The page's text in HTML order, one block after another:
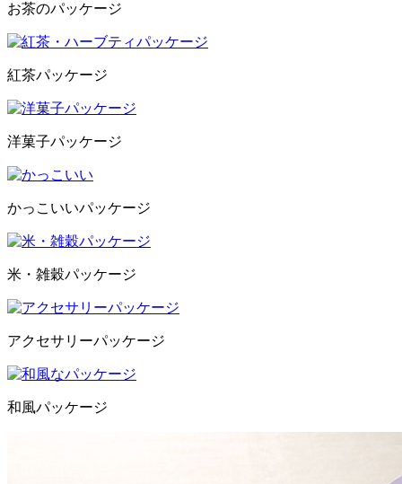
お茶のパッケージ
紅茶パッケージ
洋菓子パッケージ
かっこいいパッケージ
米・雑穀パッケージ
アクセサリーパッケージ
和風パッケージ